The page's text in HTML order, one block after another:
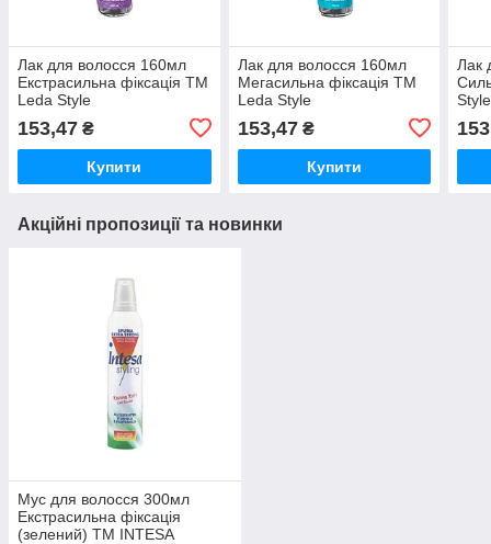
Лак для волосся 160мл
Екстрасильна фіксація ТМ
Leda Style
153,47 ₴
Купити
Лак для волосся 160мл
Мегасильна фіксація ТМ
Leda Style
153,47₴
Купити
Лак
Style
Акційні пропозиції та новинки
Мус для волосся 300мл
Екстрасильна фіксація
(зелений) ТМ INTESA